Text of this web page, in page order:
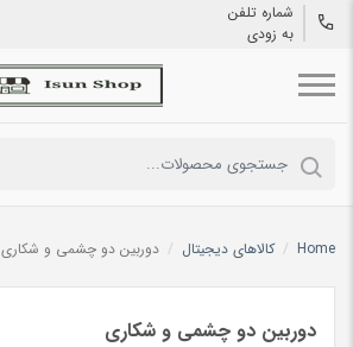
شماره تلفن
به زودی
Home
/ کالاهای دیجیتال / دوربین دو چشمی و شکاری
دوربین دو چشمی و شکاری